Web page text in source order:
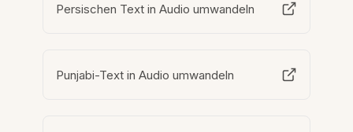
Persischen Text in Audio umwandeln
Punjabi-Text in Audio umwandeln